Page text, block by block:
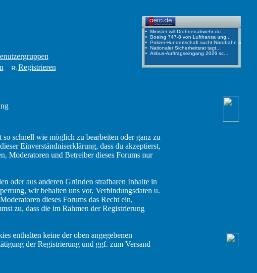
Registrieren
schnell wie möglich zu bearbeiten oder ganz zu
Einverständniserklärung, dass du akzeptierst,
Moderatoren und Betreiber dieses Forums nur
oder aus anderen Gründen strafbaren Inhalte in
wir behalten uns vor, Verbindungsdaten u.
dieses Forums das Recht ein,
zu, dass die im Rahmen der Registrierung
enthalten keine der oben angegebenen
der Registrierung und ggf. zum Versand